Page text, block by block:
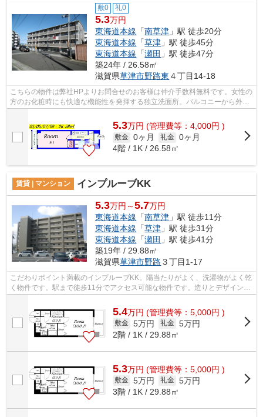
敷0 礼0
5.3万円
東海道本線 「南草津 」駅 徒歩20分
東海道本線 「草津 」駅 徒歩45分
東海道本線 「瀬田 」駅 徒歩47分
築24年 / 26.58㎡
滋賀県草津市野路東 ４丁目14-18
こちらの物件は弊社HPよりお問合せのお客様は仲介手数料無料です。女性の
方のお化粧時にも快適な機能性を発揮する独立洗面所。バルコニーから外を
眺めることの出来る、ステキなマンシ...
5.3万円 (管理費等：4,000円 )
敷金 0ヶ月 礼金 0ヶ月
4階 / 1K / 26.58㎡
賃貸 | マンション インプルーブKK
5.3万円～5.7万円
東海道本線 「南草津 」駅 徒歩11分
東海道本線 「草津 」駅 徒歩31分
東海道本線 「瀬田 」駅 徒歩41分
築19年 / 29.88㎡
滋賀県草津市野路 ３丁目1-17
こだわりポイント満載のインプルーブKK。陽当たりがよく、洗濯物がよく乾
く物件です。駅まで徒歩11分でアクセス可能な物件です。造りとデザインに
5.4万円 (管理費等：5,000円 )
敷金 5万円 礼金 5万円
2階 / 1K / 29.88㎡
5.3万円 (管理費等：5,000円 )
敷金 5万円 礼金 5万円
3階 / 1K / 29.88㎡